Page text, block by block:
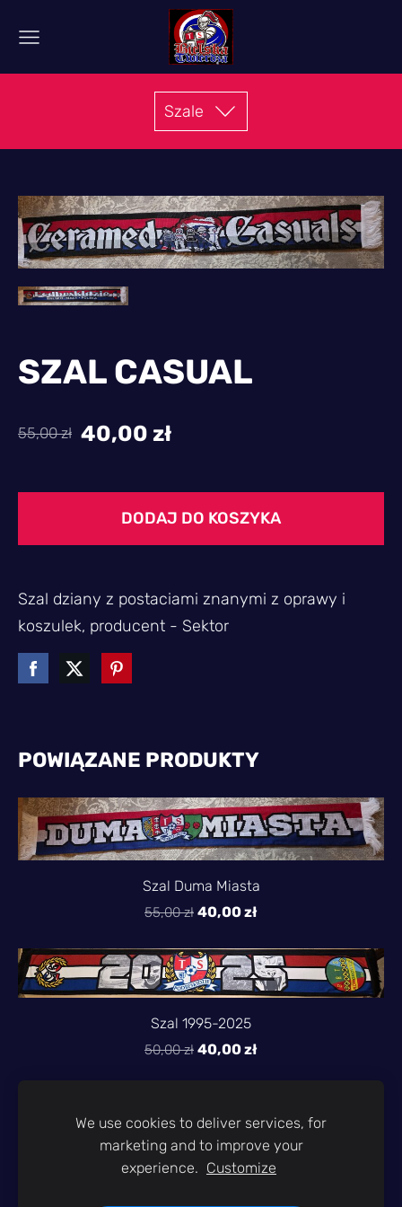
Szale
SZAL CASUAL
55,00 zł 40,00 zł
DODAJ DO KOSZYKA
Szal dziany z postaciami znanymi z oprawy i
koszulek, producent - Sektor
POWIĄZANE PRODUKTY
Szal Duma Miasta
55,00 zł 40,00 zł
Szal 1995-2025
50,00 zł 40,00 zł
PLIKI COOKIE
BIELSKA TWIERDZA © 2025
We use cookies to deliver services, for
marketing and to improve your
experience. Customize